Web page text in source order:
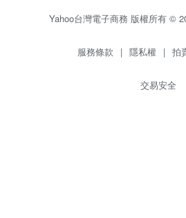
Yahoo台灣電子商務 版權所有 ©
服務條款 | 隱私權 | 拍
交易安全